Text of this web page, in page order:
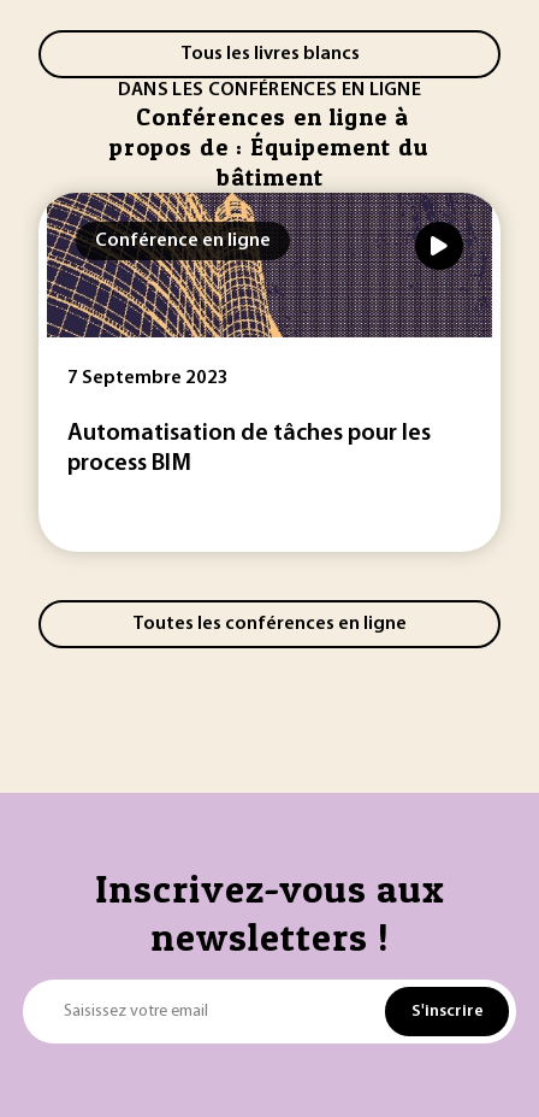
Tous les livres blancs
DANS LES CONFÉRENCES EN LIGNE
Conférences en ligne à
propos de : Équipement du
bâtiment
Conférence en ligne
7 Septembre 2023
Automatisation de tâches pour les
process BIM
Toutes les conférences en ligne
Inscrivez-vous aux
newsletters !
Saisissez votre email S'inscrire